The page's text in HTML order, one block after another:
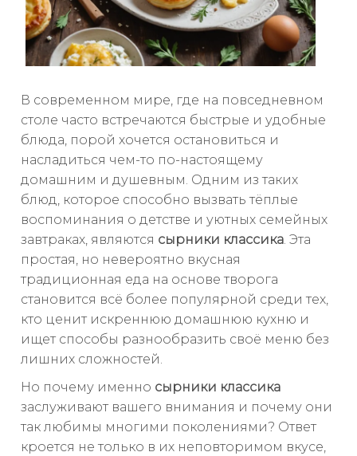
В современном мире, где на повседневном
столе часто встречаются быстрые и удобные
блюда, порой хочется остановиться и
насладиться чем-то по-настоящему
домашним и душевным. Одним из таких
блюд, которое способно вызвать тёплые
воспоминания о детстве и уютных семейных
завтраках, являются сырники классика. Эта
простая, но невероятно вкусная
традиционная еда на основе творога
становится всё более популярной среди тех,
кто ценит искреннюю домашнюю кухню и
ищет способы разнообразить своё меню без
лишних сложностей.
Но почему именно сырники классика
заслуживают вашего внимания и почему они
так любимы многими поколениями? Ответ
кроется не только в их неповторимом вкусе,